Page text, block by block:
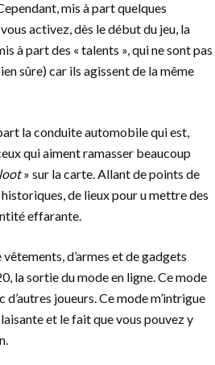
mis à part quelques
activez, dès le début du jeu, la
à part des « talents », qui ne sont pas
sûre) car ils agissent de la même
la conduite automobile qui est,
qui aiment ramasser beaucoup
loot» sur la carte. Allant de points de
de lieux pour u mettre des
effarante.
d’armes et de gadgets
la sortie du mode en ligne. Ce mode
joueurs. Ce mode m’intrigue
et le fait que vous pouvez y